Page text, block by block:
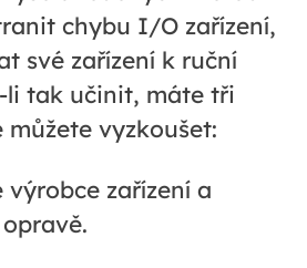
chybu I/O zařízení,
své zařízení k ruční
li tak učinit, máte tři
vyzkoušet:
zařízení a